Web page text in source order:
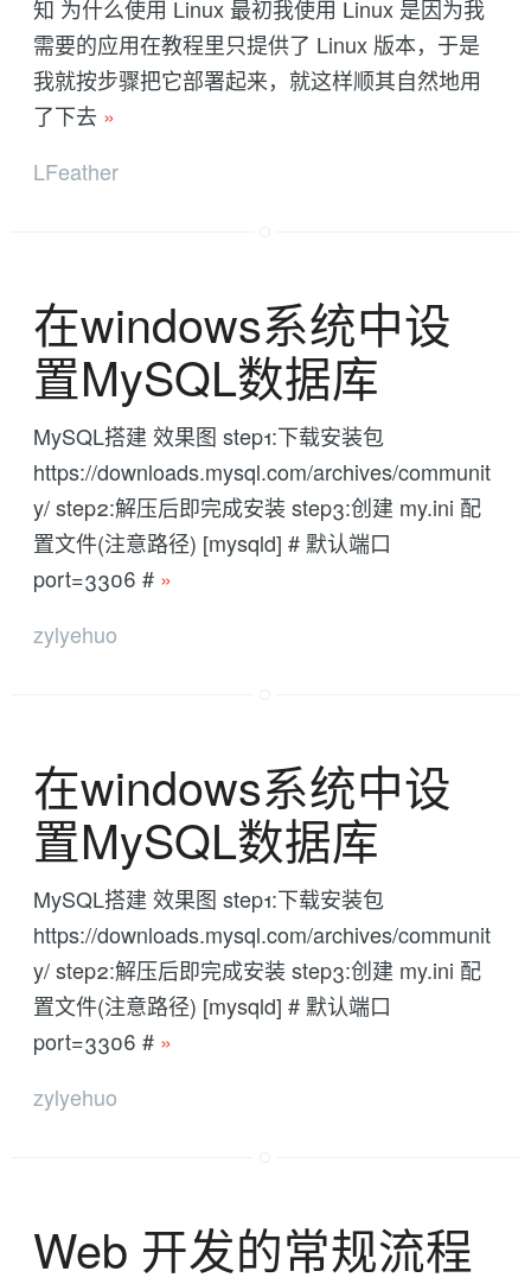
知 为什么使用 Linux 最初我使用 Linux 是因为我
需要的应用在教程里只提供了 Linux 版本，于是
我就按步骤把它部署起来，就这样顺其自然地用
了下去 »
LFeather
在windows系统中设
置MySQL数据库
MySQL搭建 效果图 step1:下载安装包
https://downloads.mysql.com/archives/communit
y/ step2:解压后即完成安装 step3:创建 my.ini 配
置文件(注意路径) [mysqld] # 默认端口
port=3306 # »
zylyehuo
在windows系统中设
置MySQL数据库
MySQL搭建 效果图 step1:下载安装包
https://downloads.mysql.com/archives/communit
y/ step2:解压后即完成安装 step3:创建 my.ini 配
置文件(注意路径) [mysqld] # 默认端口
port=3306 # »
zylyehuo
Web 开发的常规流程